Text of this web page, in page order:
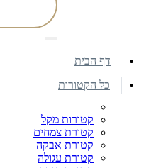
דף הבית
כל הקטורות
קטורות מקל
קטורת צמחים
קטורת אבקה
קטורת עגולה